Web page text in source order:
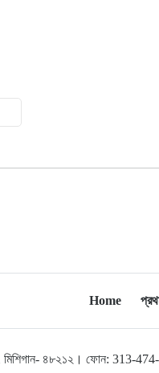
Home
মিশিগান- ৪৮২১২। ফোন: 313-